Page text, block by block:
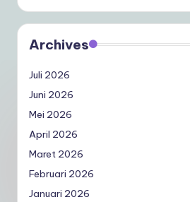
Archives
Juli 2026
Juni 2026
Mei 2026
April 2026
Maret 2026
Februari 2026
Januari 2026